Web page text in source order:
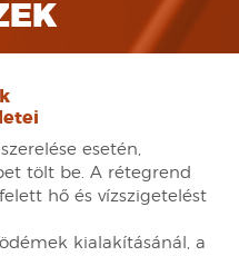
esetén,
tölt be. A rétegrend
hő és vízszigetelést
kialakításánál, a